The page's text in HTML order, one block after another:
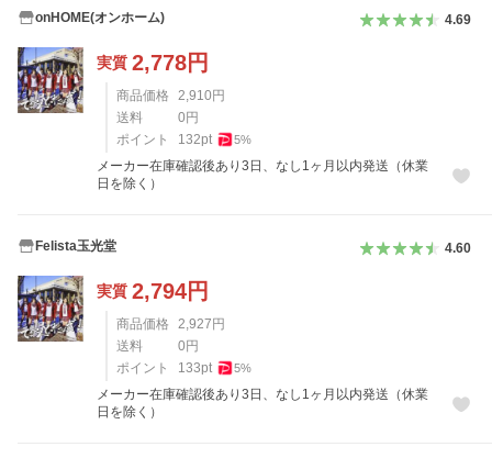
onHOME(オンホーム) 4.69
実質 2,778円
商品価格 2,910 円
送料
0 円
ポイント
132pt 5%
メーカー在庫確認後あり3日、なし1ヶ月以内発送（休業
日を除く）
Felista玉光堂 4.60
実質 2,794円
商品価格 2,927 円
送料
0 円
ポイント
133pt 5%
メーカー在庫確認後あり3日、なし1ヶ月以内発送（休業
日を除く）